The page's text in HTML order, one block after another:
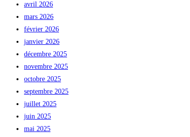
avril 2026
mars 2026
février 2026
janvier 2026
décembre 2025
novembre 2025
octobre 2025
septembre 2025
juillet 2025
juin 2025
mai 2025